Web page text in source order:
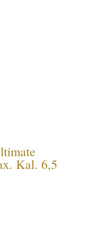
Kal. 6,5